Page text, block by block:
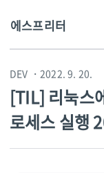
에스프리터
DEV ・2022. 9. 20.
[TIL] 리눅스
로세스 실행